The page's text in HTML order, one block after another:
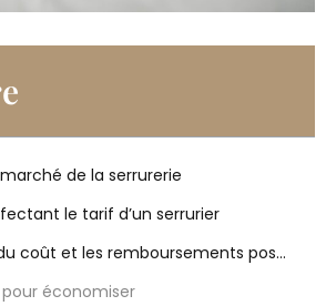
de la serrurerie
le tarif d’un serrurier
L’optimisation du coût et les remboursements possibles
économiser